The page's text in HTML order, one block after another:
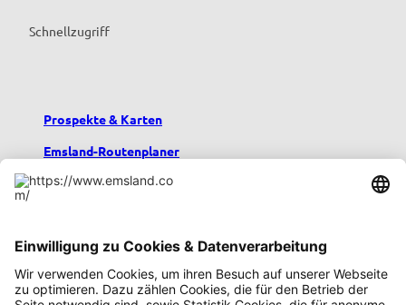
Schnellzugriff
Prospekte & Karten
Emsland-Routenplaner
Emsland-Blog
Urlaub mit Kindern
Podcast emsland.entspannt